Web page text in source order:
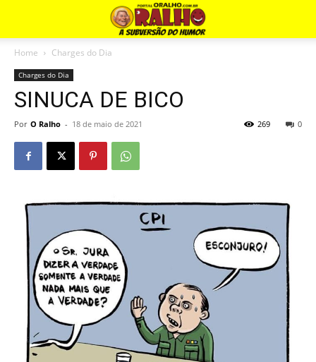
Home Charges do Dia
Charges do Dia
SINUCA DE BICO
Por O Ralho - 18 de maio de 2021 0
269